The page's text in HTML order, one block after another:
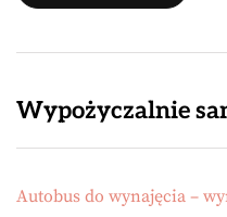
Wypożyczalnie
Autobus do wynajęcia –